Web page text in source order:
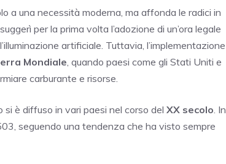
a una necessità moderna, ma affonda le radici in
per la prima volta l’adozione di un’ora legale
artificiale. Tuttavia, l’implementazione
Mondiale, quando paesi come gli Stati Uniti e
carburante e risorse.
si è diffuso in vari paesi nel corso del XX secolo. In
seguendo una tendenza che ha visto sempre